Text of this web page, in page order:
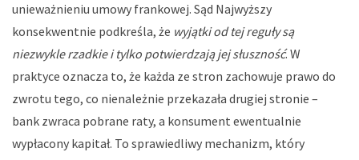
unieważnieniu umowy frankowej. Sąd Najwyższy
konsekwentnie podkreśla, że wyjątki od tej reguły są
niezwykle rzadkie i tylko potwierdzają jej słuszność. W
praktyce oznacza to, że każda ze stron zachowuje prawo do
zwrotu tego, co nienależnie przekazała drugiej stronie –
bank zwraca pobrane raty, a konsument ewentualnie
wypłacony kapitał. To sprawiedliwy mechanizm, który